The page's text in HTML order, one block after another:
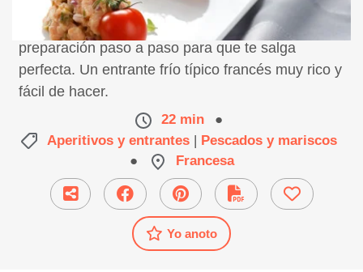
Receta de tartar de atún con manzanas,
preparación paso a paso para que te salga
perfecta. Un entrante frío típico francés muy rico y
fácil de hacer.
22 min
●
Aperitivos y entrantes | Pescados y mariscos
●
Francesa
Yo anoto